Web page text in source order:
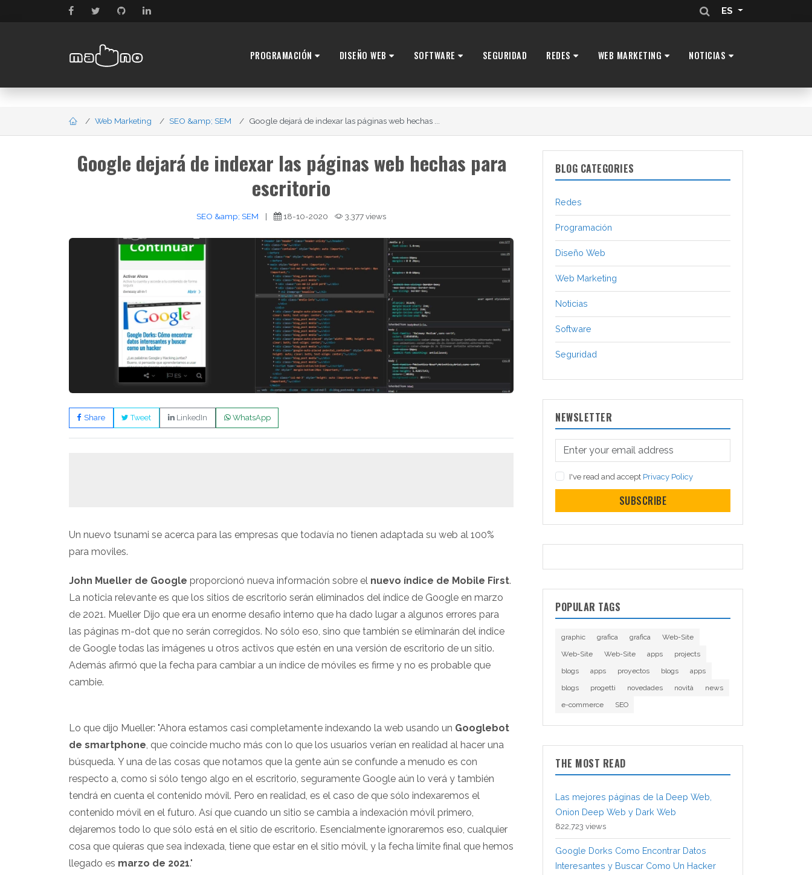
ES
PROGRAMACIÓN DISEÑO WEB SOFTWARE SEGURIDAD REDES WEB MARKETING NOTICIAS
Web Marketing SEO &amp; SEM Google dejará de indexar las páginas web hechas ...
Google dejará de indexar las páginas web hechas para
escritorio
SEO &amp; SEM | 18-10-2020 3,377 views
Share Tweet LinkedIn WhatsApp
Un nuevo tsunami se acerca para las empresas que todavía no tienen adaptada su web al 100%
para moviles.
John Mueller de Google proporcionó nueva información sobre el nuevo índice de Mobile First.
La noticia relevante es que los sitios de escritorio serán eliminados del índice de Google en marzo
de 2021. Mueller Dijo que era un enorme desafio interno que ha dado lugar a algunos errores para
las páginas m-dot que no serán corregidos. No sólo eso, sino que también se eliminarán del índice
de Google todas las imágenes u otros activos que estén en una versión de escritorio de un sitio.
Además afirmó que la fecha para cambiar a un índice de móviles es firme y no es probable que
cambie.
Lo que dijo Mueller: "Ahora estamos casi completamente indexando la web usando un Googlebot
de smartphone , que coincide mucho más con lo que los usuarios verían en realidad al hacer una
búsqueda. Y una de las cosas que notamos que la gente aún se confunde a menudo es con
respecto a, como si sólo tengo algo en el escritorio, seguramente Google aún lo verá y también
tendrá en cuenta el contenido móvil. Pero en realidad, es el caso de que sólo indexaremos el
contenido móvil en el futuro. Así que cuando un sitio se cambia a indexación móvil primero,
dejaremos todo lo que sólo está en el sitio de escritorio. Esencialmente ignoraremos eso, cualquier
cosa que quieras que sea indexada, tiene que estar en el sitio móvil, y la fecha límite final que hemos
llegado es marzo de 2021."
BLOG CATEGORIES
Redes
Programación
Diseño Web
Web Marketing
Noticias
Software
Seguridad
NEWSLETTER
I've read and accept Privacy Policy
SUBSCRIBE
POPULAR TAGS
graphic grafica grafica
Web-Site
Web-Site
Web-Site apps
projects
blogs
apps proyectos blogs
apps
blogs
progetti novedades novità
news
e-commerce
SEO
THE MOST READ
Las mejores páginas de la Deep Web,
Onion Deep Web y Dark Web
822,723 views
Google Dorks Como Encontrar Datos
Interesantes y Buscar Como Un Hacker